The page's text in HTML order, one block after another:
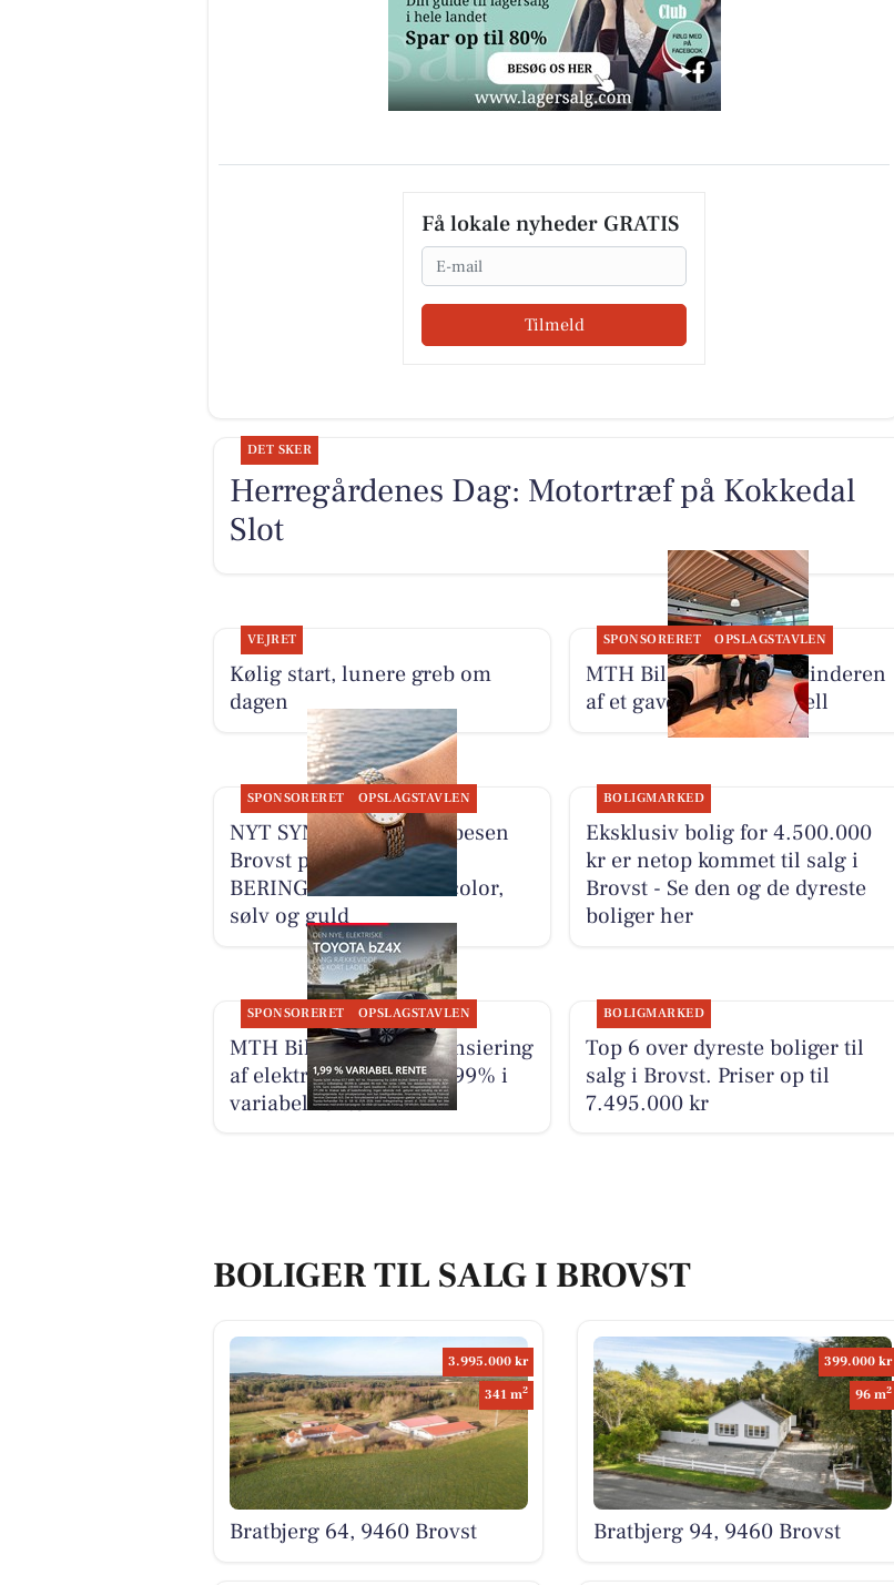
Få lokale nyheder GRATIS
Email
Tilmeld
DET SKER
Herregårdenes Dag: Motortræf på Kokkedal
Slot
VEJRET
Kølig start, lunere greb om
dagen
SPONSORERET OPSLAGSTAVLEN
MTH Biler har fundet vinderen
af et gavekort til Comwell
SPONSORERET OPSLAGSTAVLEN
NYT SYN Brøndum Jeppesen
Brovst præsenterer ny
BERING-kollektion i bicolor,
sølv og guld
BOLIGMARKED
Eksklusiv bolig for 4.500.000
kr er netop kommet til salg i
Brovst - Se den og de dyreste
boliger her
SPONSORERET OPSLAGSTAVLEN
MTH Biler tilbyder finansiering
af elektrisk Toyota til 1,99% i
variabel rente
BOLIGMARKED
Top 6 over dyreste boliger til
salg i Brovst. Priser op til
7.495.000 kr
BOLIGER TIL SALG I BROVST
3.995.000 kr
341 m2
Bratbjerg 64, 9460 Brovst
399.000 kr
96 m2
Bratbjerg 94, 9460 Brovst